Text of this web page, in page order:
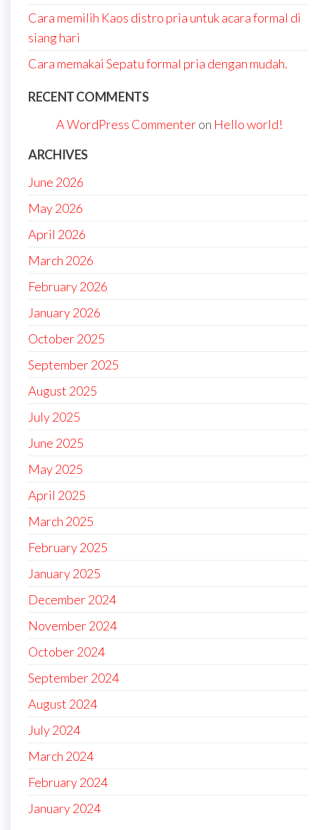
Cara memilih Kaos distro pria untuk acara formal di
siang hari
Cara memakai Sepatu formal pria dengan mudah.
RECENT COMMENTS
A WordPress Commenteron Hello world!
ARCHIVES
June 2026
May 2026
April 2026
March 2026
February 2026
January 2026
October 2025
September 2025
August 2025
July 2025
June 2025
May 2025
April 2025
March 2025
February 2025
January 2025
December 2024
November 2024
October 2024
September 2024
August 2024
July 2024
March 2024
February 2024
January 2024